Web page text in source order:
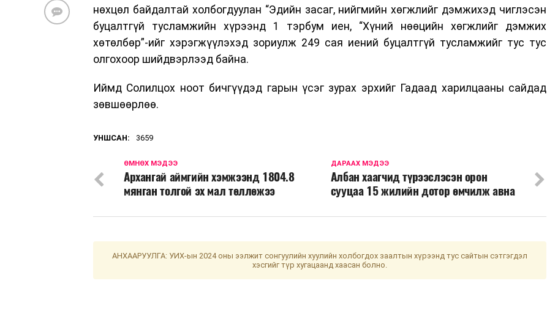
нөхцөл байдалтай холбогдуулан “Эдийн засаг, нийгмийн хөгжлийг дэмжихэд чиглэсэн
буцалтгүй тусламжийн хүрээнд 1 тэрбум иен, “Хүний нөөцийн хөгжлийг дэмжих
хөтөлбөр”-ийг хэрэгжүүлэхэд зориулж 249 сая иений буцалтгүй тусламжийг тус тус
олгохоор шийдвэрлээд байна.
Иймд Солилцох ноот бичгүүдэд гарын үсэг зурах эрхийг Гадаад харилцааны сайдад
зөвшөөрлөө.
УНШСАН: 3659
ДАРААХ МЭДЭЭ
Албан хаагчид түрээслэсэн орон
сууцаа 15 жилийн дотор өмчилж авна
ӨМНӨХ МЭДЭЭ
Архангай аймгийн хэмжээнд 1804.8
мянган толгой эх мал төллөжээ
АНХААРУУЛГА: УИХ-ын 2024 оны ээлжит сонгуулийн хуулийн холбогдох заалтын хүрээнд тус сайтын сэтгэгдэл
хэсгийг түр хугацаанд хаасан болно.